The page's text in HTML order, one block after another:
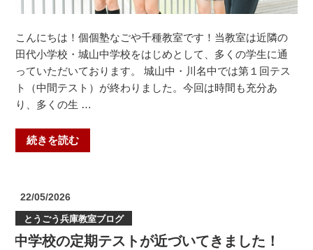
い
す！”
こんにちは！個個塾なごや千種教室です！当教室は近隣の
田代小学校・城山中学校をはじめとして、多くの学生に通
っていただいております。 城山中・川名中では第１回テス
ト（中間テスト）が終わりました。今回は時間も充分あ
り、多くの生 …
“城
山
中、
第
続きを読む
投
日:
22/05/2026
とうごう兵庫教室ブログ
中学校の定期テストが近づいてきました！